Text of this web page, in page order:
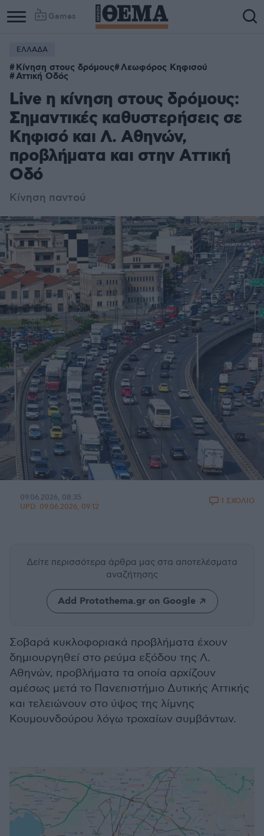
Games
ΕΛΛΑΔΑ
Κίνηση στους δρόμους Λεωφόρος Κηφισού
Αττική Οδός
Live η κίνηση στους δρόμους:
Σημαντικές καθυστερήσεις σε
Κηφισό και Λ. Αθηνών,
προβλήματα και στην Αττική
Οδό
Κίνηση παντού
09.06.2026, 08:35
UPD: 09.06.2026, 09:12
1 ΣΧΟΛΙΟ
Δείτε περισσότερα άρθρα μας στα αποτελέσματα
αναζήτησης
Add Protothema.gr on Google
Σοβαρά κυκλοφοριακά προβλήματα έχουν
δημιουργηθεί στο ρεύμα εξόδου της Λ.
Αθηνών, προβλήματα τα οποία αρχίζουν
αμέσως μετά το Πανεπιστήμιο Δυτικής Αττικής
και τελειώνουν στο ύψος της λίμνης
Κουμουνδούρου λόγω τροχαίων συμβάντων.